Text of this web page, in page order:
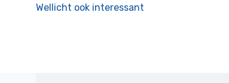
Wellicht ook interessant